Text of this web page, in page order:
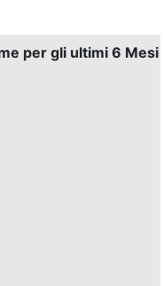
per gli ultimi 6 Mesi